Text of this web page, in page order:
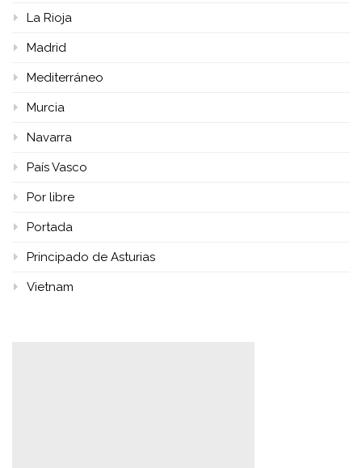
La Rioja
Madrid
Mediterráneo
Murcia
Navarra
País Vasco
Por libre
Portada
Principado de Asturias
Vietnam